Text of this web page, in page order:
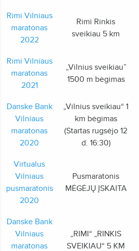
Rimi Vilniaus
maratonas
2022
Rimi Rinkis
sveikiau 5 km
Rimi Vilniaus
maratonas
2021
„Vilnius sveikiau”
1500 m bėgimas
Danske Bank
Vilniaus
maratonas
2020
„Vilnius sveikiau“ 1
km bėgimas
(Startas rugsėjo 12
d. 16:30)
Virtualus
Vilniaus
pusmaratonis
2020
Pusmaratonis
MĖGĖJŲ ĮSKAITA
Danske Bank
Vilniaus
maratonas
„RIMI“ „RINKIS
SVEIKIAU“ 5 KM